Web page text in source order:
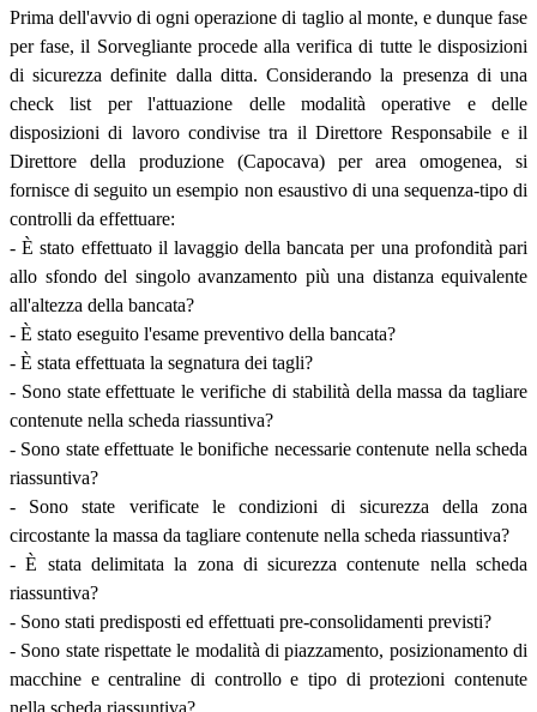
Prima dell'avvio di ogni operazione di taglio al monte, e dunque fase
per fase, il Sorvegliante procede alla verifica di tutte le disposizioni
di sicurezza definite dalla ditta. Considerando la presenza di una
check list per l'attuazione delle modalità operative e delle
disposizioni di lavoro condivise tra il Direttore Responsabile e il
Direttore della produzione (Capocava) per area omogenea, si
fornisce di seguito un esempio non esaustivo di una sequenza-tipo di
controlli da effettuare:
- È stato effettuato il lavaggio della bancata per una profondità pari
allo sfondo del singolo avanzamento più una distanza equivalente
all'altezza della bancata?
- È stato eseguito l'esame preventivo della bancata?
- È stata effettuata la segnatura dei tagli?
- Sono state effettuate le verifiche di stabilità della massa da tagliare
contenute nella scheda riassuntiva?
- Sono state effettuate le bonifiche necessarie contenute nella scheda
riassuntiva?
- Sono state verificate le condizioni di sicurezza della zona
circostante la massa da tagliare contenute nella scheda riassuntiva?
- È stata delimitata la zona di sicurezza contenute nella scheda
riassuntiva?
- Sono stati predisposti ed effettuati pre-consolidamenti previsti?
- Sono state rispettate le modalità di piazzamento, posizionamento di
macchine e centraline di controllo e tipo di protezioni contenute
nella scheda riassuntiva?